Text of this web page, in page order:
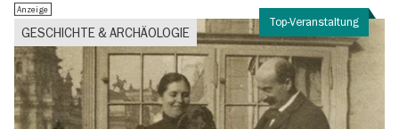
Top-Veranstaltung
GESCHICHTE & ARCHÄOLOGIE
Anzeige